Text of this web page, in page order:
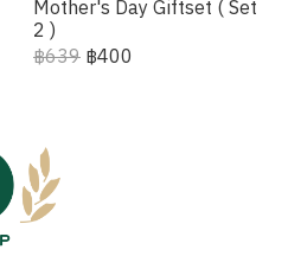
Mother's Day Giftset ( Set
2 )
฿639 ฿400